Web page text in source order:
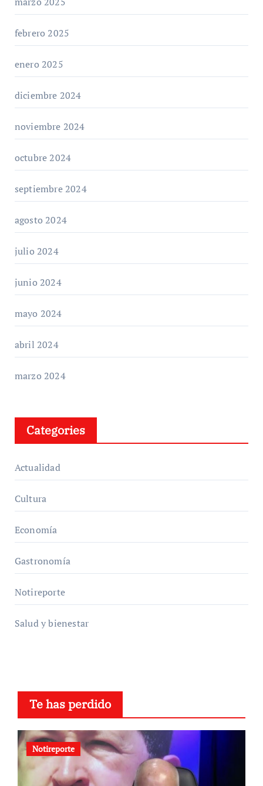
febrero 2025
enero 2025
diciembre 2024
noviembre 2024
octubre 2024
septiembre 2024
agosto 2024
julio 2024
junio 2024
mayo 2024
abril 2024
marzo 2024
Categories
Actualidad
Cultura
Economía
Gastronomía
Notireporte
Salud y bienestar
Te has perdido
Notireporte